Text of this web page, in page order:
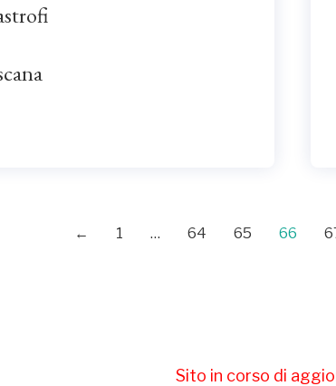
← 1 … 64 65 66
Sito in corso di